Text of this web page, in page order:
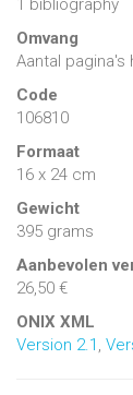
1 bibliography
Omvang
Aantal pagina's
Code
106810
Formaat
16 x 24 cm
Gewicht
395 grams
Aanbevolen
26,50 €
ONIX XML
Version 2.1 ,